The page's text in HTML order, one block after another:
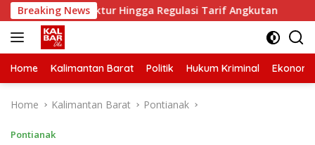
Skip
to
content
Breaking News
Infrastruktur Hingga Regulasi Tarif Angkutan
Home Kalimantan Barat Politik Hukum Kriminal Ekonomi
Home Kalimantan Barat Pontianak
Pontianak